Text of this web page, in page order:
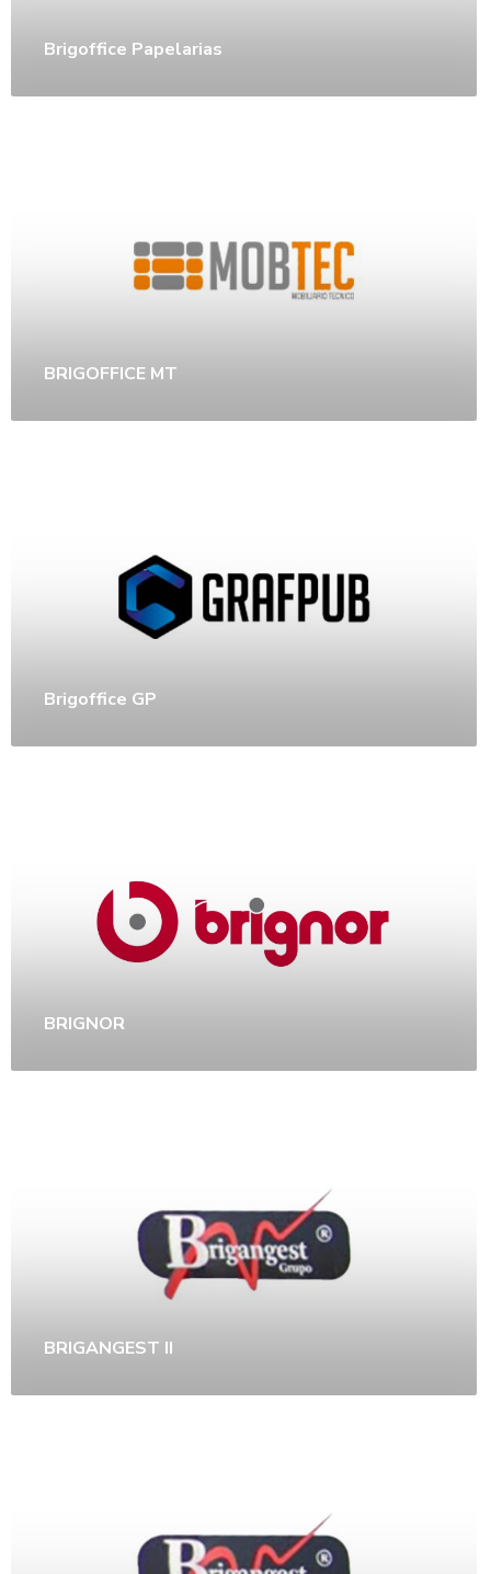
Brigoffice Papelarias
BRIGOFFICE MT
Brigoffice GP
BRIGNOR
BRIGANGEST II